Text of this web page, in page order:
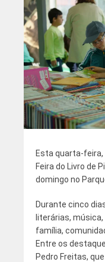
Esta quarta-feira,
Feira do Livro de
domingo no
Durante cinco
literárias,
família,
Entre os
Pedro Freitas,